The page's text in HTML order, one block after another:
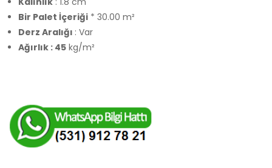
Bir Palet İçeriği * 30.00 m²
Derz Aralığı : Var
Ağırlık : 45 kg/m²